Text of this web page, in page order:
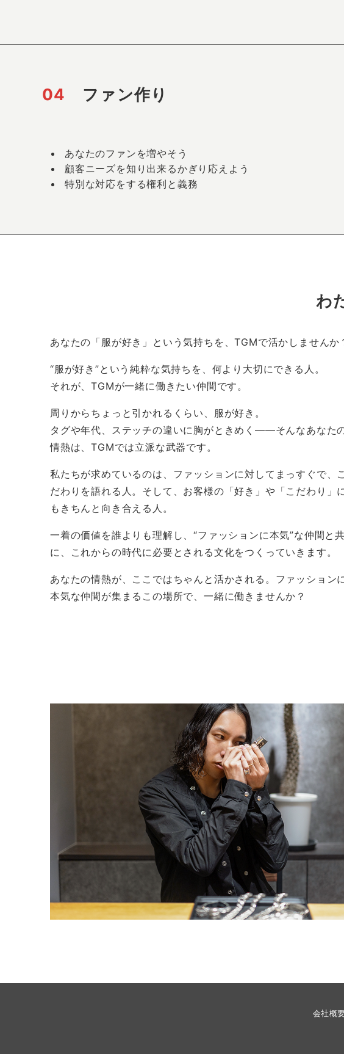
04 ファン作り
あなたのファンを増やそう
顧客ニーズを知り出来るかぎり応えよう
特別な対応をする権利と義務
わ
あなたの「服が好き」という気持ちを、TGMで活かしませんか
“服が好き”という純粋な気持ちを、何より大切にできる人。
それが、TGMが一緒に働きたい仲間です。
周りからちょっと引かれるくらい、服が好き。
タグや年代、ステッチの違いに胸がときめく――そんなあなた
情熱は、TGMでは立派な武器です。
私たちが求めているのは、ファッションに対してまっすぐで、こ
だわりを語れる人。そして、お客様の「好き」や「こだわり」
もきちんと向き合える人。
一着の価値を誰よりも理解し、“ファッションに本気”な仲間と共
に、これからの時代に必要とされる文化をつくっていきます。
あなたの情熱が、ここではちゃんと活かされる。ファッション
本気な仲間が集まるこの場所で、一緒に働きませんか？
会社概